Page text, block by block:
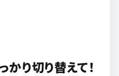
り切り替えて！